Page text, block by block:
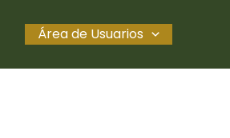
Área de Usuarios